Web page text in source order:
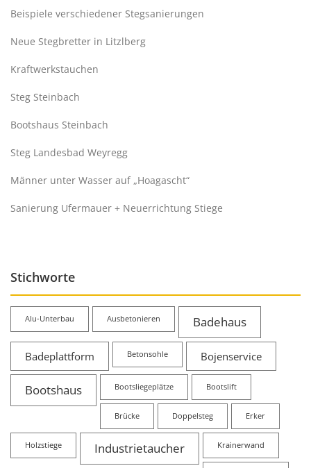
Beispiele verschiedener Stegsanierungen
Neue Stegbretter in Litzlberg
Kraftwerkstauchen
Steg Steinbach
Bootshaus Steinbach
Steg Landesbad Weyregg
Männer unter Wasser auf „Hoagascht“
Sanierung Ufermauer + Neuerrichtung Stiege
Stichworte
Alu-Unterbau Ausbetonieren Badehaus
Badeplattform Betonsohle Bojenservice
Bootshaus Bootsliegeplätze Bootslift
Brücke Doppelsteg Erker
Holzstiege Industrietaucher Krainerwand